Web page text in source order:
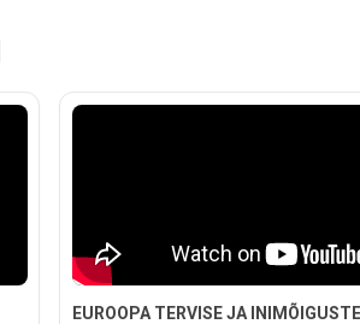
EUROOPA TERVISE JA